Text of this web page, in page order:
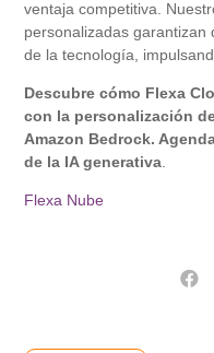
ventaja competitiva.
personalizadas garantizan
de la tecnología,
Descubre cómo Flexa
con la personalización
Amazon Bedrock.
de la IA generativa
Flexa Nube